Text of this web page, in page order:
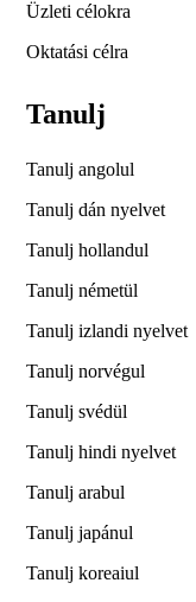
Üzleti célokra
Oktatási célra
Tanulj
Tanulj angolul
Tanulj dán nyelvet
Tanulj hollandul
Tanulj németül
Tanulj izlandi nyelvet
Tanulj norvégul
Tanulj svédül
Tanulj hindi nyelvet
Tanulj arabul
Tanulj japánul
Tanulj koreaiul